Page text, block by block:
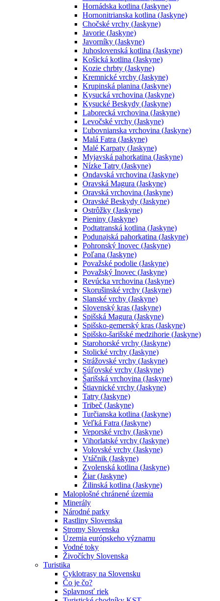
Hornádska kotlina (Jaskyne)
Hornonitrianska kotlina (Jaskyne)
Chočské vrchy (Jaskyne)
Javorie (Jaskyne)
Javorníky (Jaskyne)
Juhoslovenská kotlina (Jaskyne)
Košická kotlina (Jaskyne)
Kozie chrbty (Jaskyne)
Kremnické vrchy (Jaskyne)
Krupinská planina (Jaskyne)
Kysucká vrchovina (Jaskyne)
Kysucké Beskydy (Jaskyne)
Laborecká vrchovina (Jaskyne)
Levočské vrchy (Jaskyne)
Ľubovnianska vrchovina (Jaskyne)
Malá Fatra (Jaskyne)
Malé Karpaty (Jaskyne)
Myjavská pahorkatina (Jaskyne)
Nízke Tatry (Jaskyne)
Ondavská vrchovina (Jaskyne)
Oravská Magura (Jaskyne)
Oravská vrchovina (Jaskyne)
Oravské Beskydy (Jaskyne)
Ostrôžky (Jaskyne)
Pieniny (Jaskyne)
Podtatranská kotlina (Jaskyne)
Podunajská pahorkatina (Jaskyne)
Pohronský Inovec (Jaskyne)
Poľana (Jaskyne)
Považské podolie (Jaskyne)
Považský Inovec (Jaskyne)
Revúcka vrchovina (Jaskyne)
Skorušinské vrchy (Jaskyne)
Slanské vrchy (Jaskyne)
Slovenský kras (Jaskyne)
Spišská Magura (Jaskyne)
Spišsko-gemerský kras (Jaskyne)
Spišsko-šarišské medzihorie (Jaskyne)
Starohorské vrchy (Jaskyne)
Stolické vrchy (Jaskyne)
Strážovské vrchy (Jaskyne)
Súľovské vrchy (Jaskyne)
Šarišská vrchovina (Jaskyne)
Štiavnické vrchy (Jaskyne)
Tatry (Jaskyne)
Tribeč (Jaskyne)
Turčianska kotlina (Jaskyne)
Veľká Fatra (Jaskyne)
Veporské vrchy (Jaskyne)
Vihorlatské vrchy (Jaskyne)
Volovské vrchy (Jaskyne)
Vtáčnik (Jaskyne)
Zvolenská kotlina (Jaskyne)
Žiar (Jaskyne)
Žilinská kotlina (Jaskyne)
Maloplošné chránené územia
Minerály
Národné parky
Rastliny Slovenska
Stromy Slovenska
Územia európskeho významu
Vodné toky
Živočíchy Slovenska
Turistika
Cyklotrasy na Slovensku
Čo je čo?
Splavnosť riek